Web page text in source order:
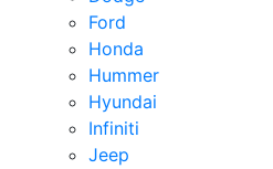
Ford
Honda
Hummer
Hyundai
Infiniti
Jeep